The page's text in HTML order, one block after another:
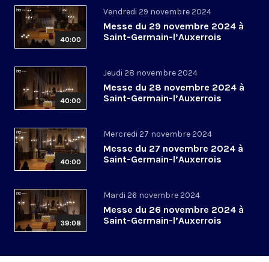
40:00
Vendredi 29 novembre 2024
Messe du 29 novembre 2024 à
Saint-Germain-l’Auxerrois
40:00
Jeudi 28 novembre 2024
Messe du 28 novembre 2024 à
Saint-Germain-l’Auxerrois
40:00
Mercredi 27 novembre 2024
Messe du 27 novembre 2024 à
Saint-Germain-l’Auxerrois
39:08
Mardi 26 novembre 2024
Messe du 26 novembre 2024 à
Saint-Germain-l’Auxerrois